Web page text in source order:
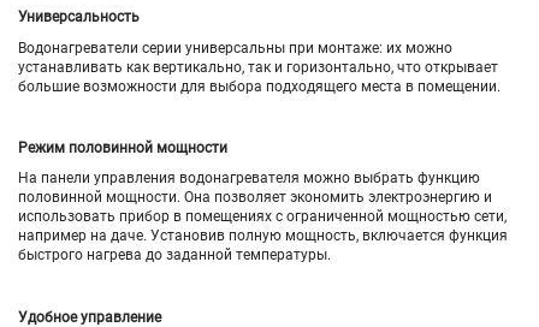
Универсальность
Водонагреватели серии универсальны при монтаже: их можно
устанавливать как вертикально, так и горизонтально, что открывает
большие возможности для выбора подходящего места в помещении.
Режим половинной мощности
На панели управления водонагревателя можно выбрать функцию
половинной мощности. Она позволяет экономить электроэнергию и
использовать прибор в помещениях с ограниченной мощностью сети,
например на даче. Установив полную мощность, включается функция
быстрого нагрева до заданной температуры.
Удобное управление